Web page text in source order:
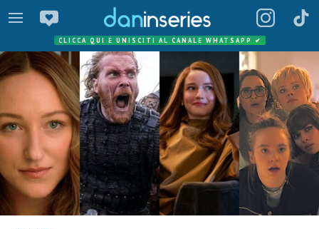
CLICCA QUI E UNISCITI AL CANALE WHATSAPP ✔